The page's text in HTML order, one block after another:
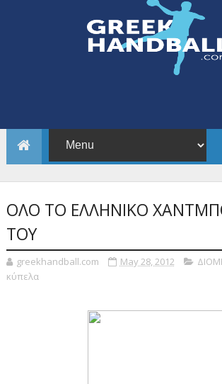
ΟΛΟ ΤΟ ΕΛΛΗΝΙΚΟ
ΤΟΥ
greekhandball.com May 28, 2012
κύπελα